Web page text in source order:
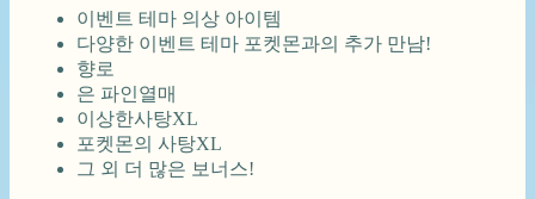
이벤트 테마 의상 아이템
다양한 이벤트 테마 포켓몬과의 추가 만남!
향로
은 파인열매
이상한사탕XL
포켓몬의 사탕XL
그 외 더 많은 보너스!